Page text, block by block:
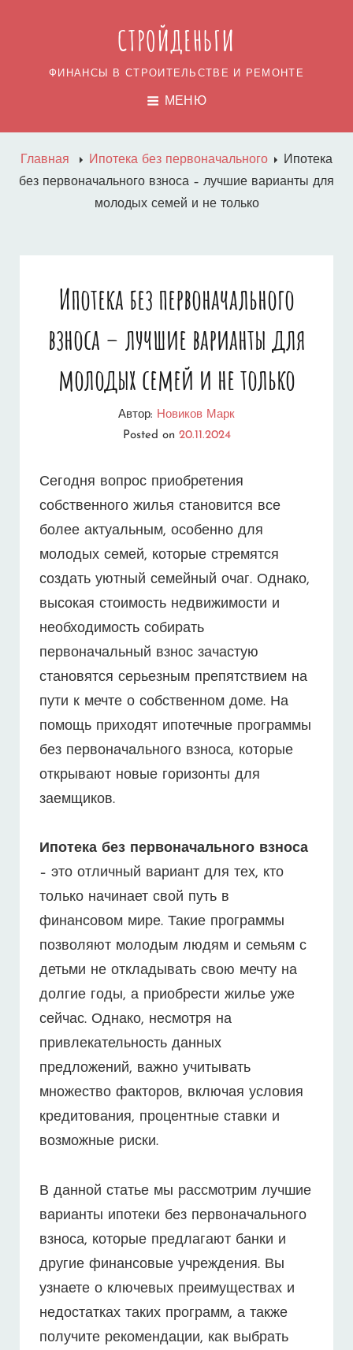
СТРОЙДЕНЬГИ
ФИНАНСЫ В СТРОИТЕЛЬСТВЕ И РЕМОНТЕ
МЕНЮ
Главная Ипотека без первоначального
Ипотека
без первоначального взноса – лучшие варианты для
молодых семей и не только
Ипотека без первоначального
взноса – лучшие варианты для
молодых семей и не только
Автор: Новиков Марк
Posted on 20.11.2024
Сегодня вопрос приобретения
собственного жилья становится все
более актуальным, особенно для
молодых семей, которые стремятся
создать уютный семейный очаг. Однако,
высокая стоимость недвижимости и
необходимость собирать
первоначальный взнос зачастую
становятся серьезным препятствием на
пути к мечте о собственном доме. На
помощь приходят ипотечные программы
без первоначального взноса, которые
открывают новые горизонты для
заемщиков.
Ипотека без первоначального взноса
– это отличный вариант для тех, кто
только начинает свой путь в
финансовом мире. Такие программы
позволяют молодым людям и семьям с
детьми не откладывать свою мечту на
долгие годы, а приобрести жилье уже
сейчас. Однако, несмотря на
привлекательность данных
предложений, важно учитывать
множество факторов, включая условия
кредитования, процентные ставки и
возможные риски.
В данной статье мы рассмотрим лучшие
варианты ипотеки без первоначального
взноса, которые предлагают банки и
другие финансовые учреждения. Вы
узнаете о ключевых преимуществах и
недостатках таких программ, а также
получите рекомендации, как выбрать